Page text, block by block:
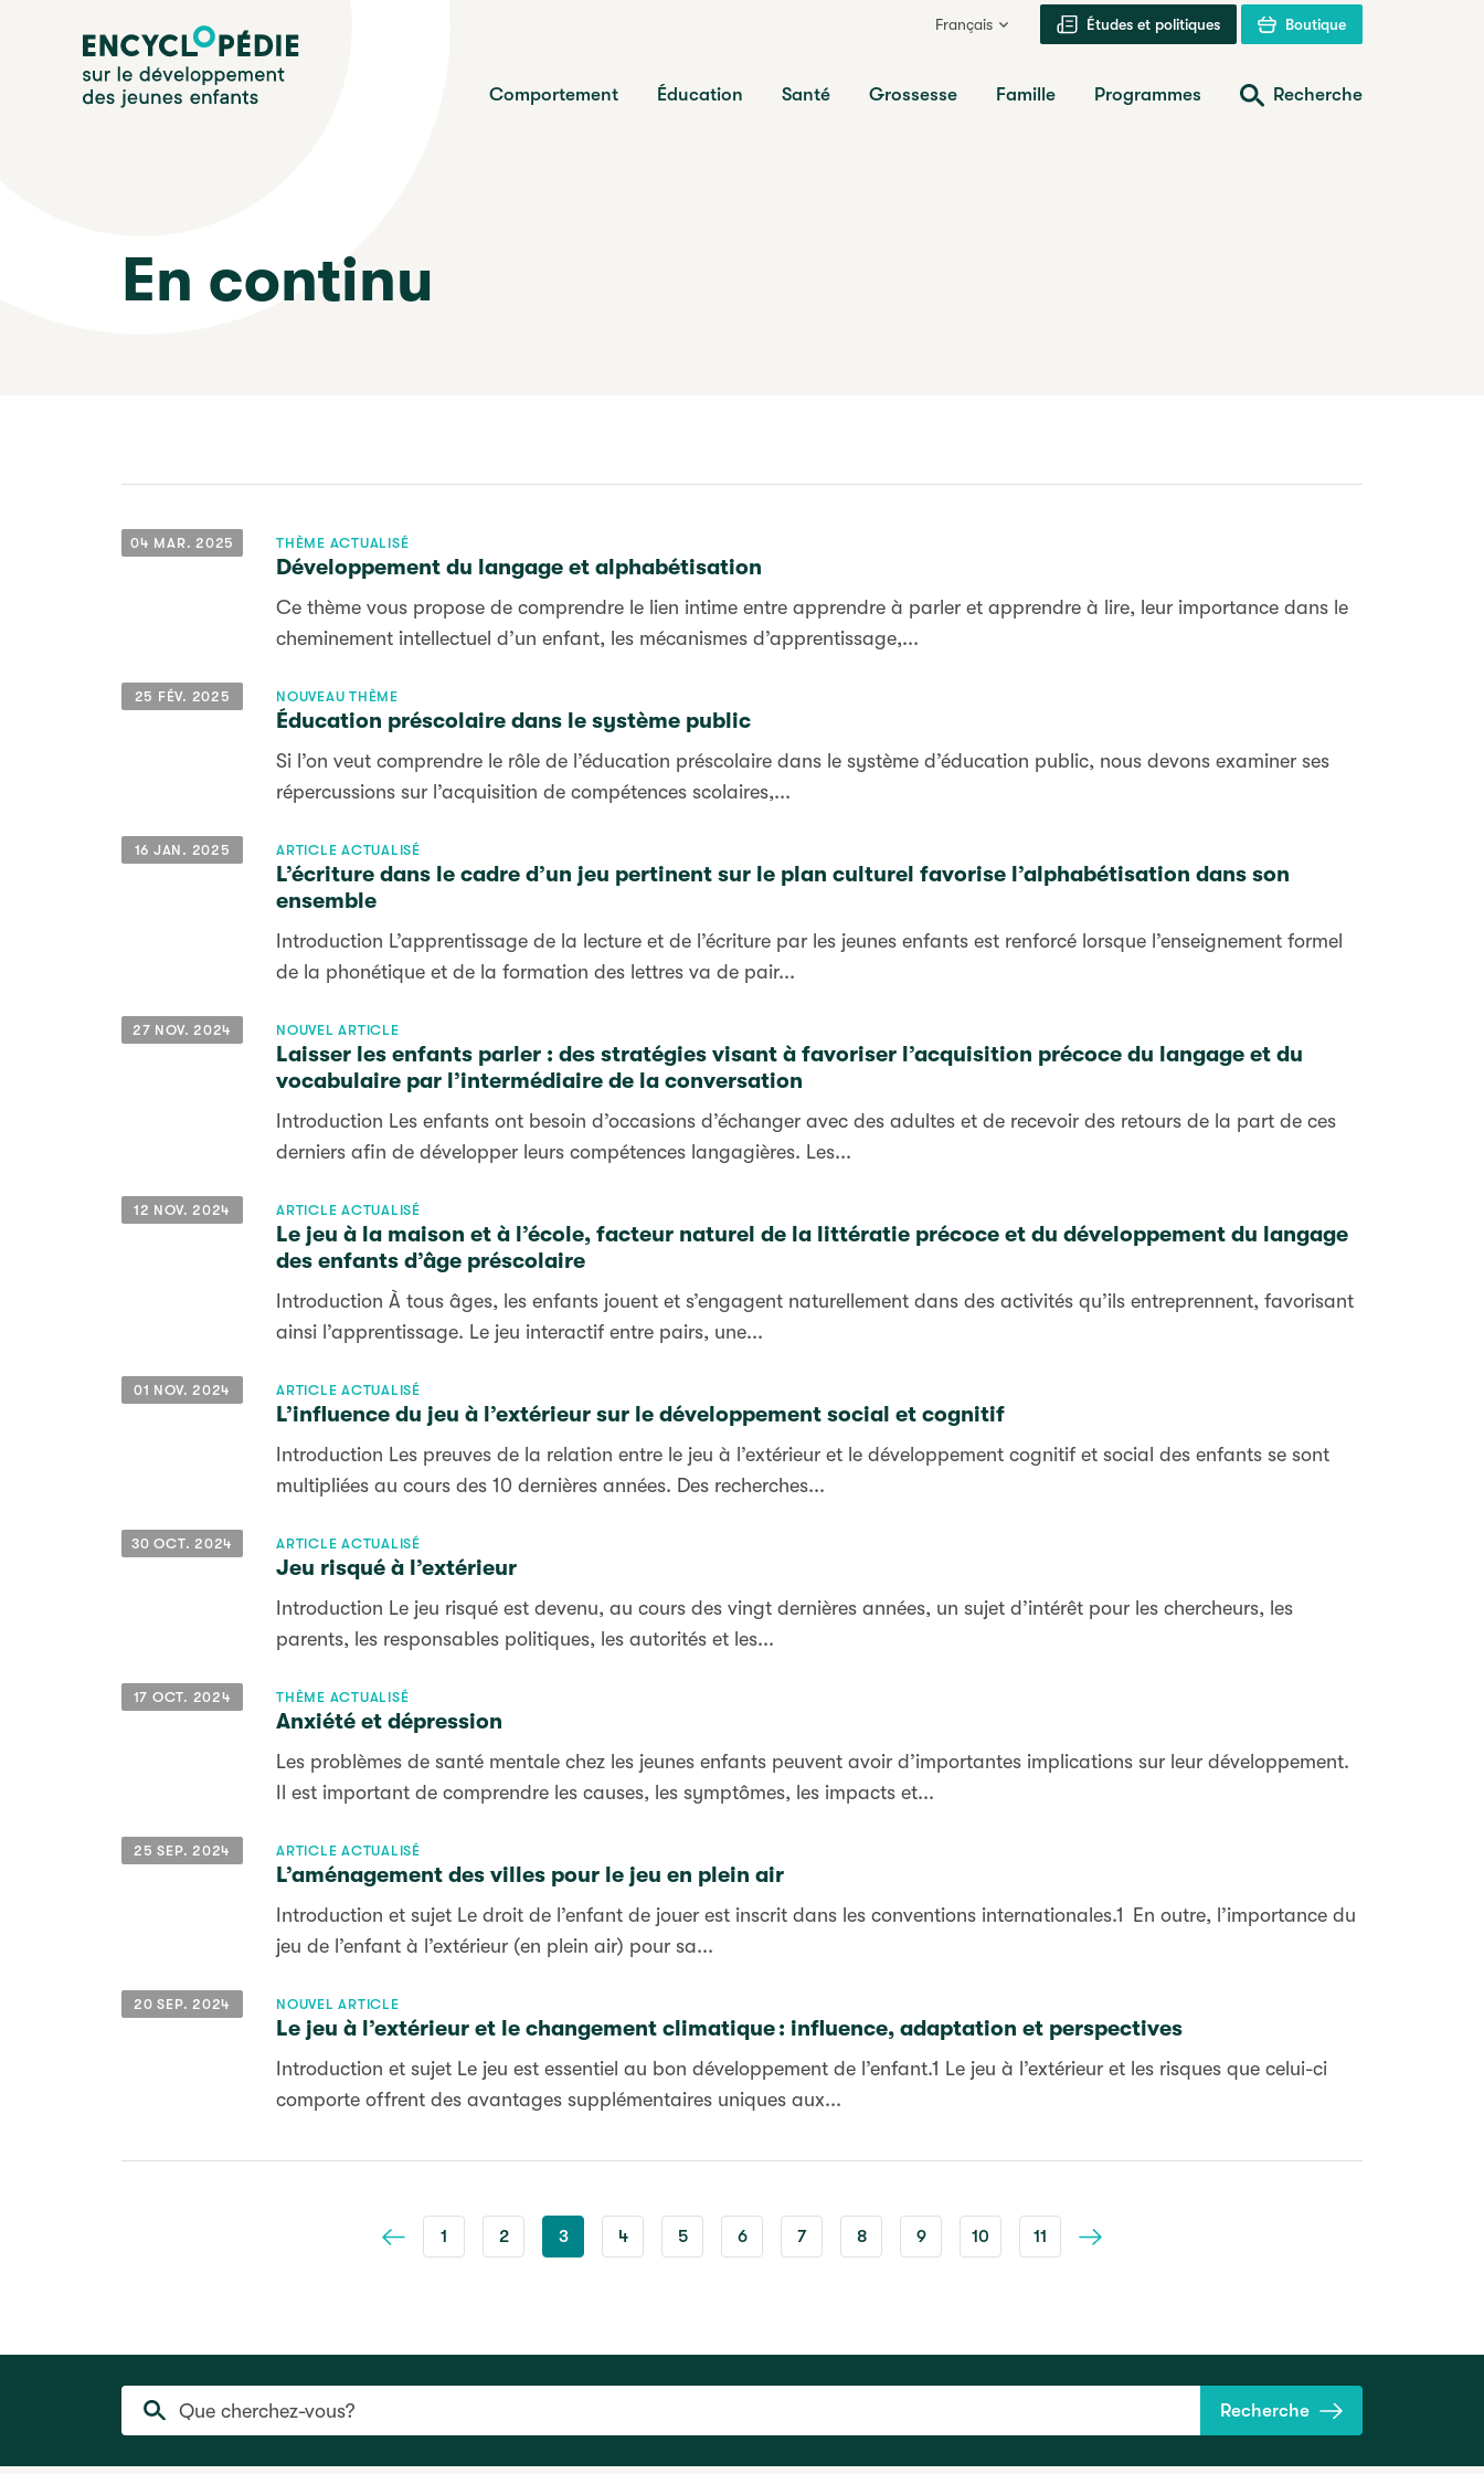
Encyclopédie sur le développement des jeunes enfants
Français Études et politiques Boutique
Comportement Éducation Santé Grossesse Famille Programmes Recherche
En continu
04 MAR. 2025 THÈME ACTUALISÉ
Développement du langage et alphabétisation
Ce thème vous propose de comprendre le lien intime entre apprendre à parler et apprendre à lire, leur importance dans le
cheminement intellectuel d’un enfant, les mécanismes d’apprentissage,...
25 FÉV. 2025 NOUVEAU THÈME
Éducation préscolaire dans le système public
Si l’on veut comprendre le rôle de l’éducation préscolaire dans le système d’éducation public, nous devons examiner ses
répercussions sur l’acquisition de compétences scolaires,...
16 JAN. 2025 ARTICLE ACTUALISÉ
L’écriture dans le cadre d’un jeu pertinent sur le plan culturel favorise l’alphabétisation dans son
ensemble
Introduction L’apprentissage de la lecture et de l’écriture par les jeunes enfants est renforcé lorsque l’enseignement formel
de la phonétique et de la formation des lettres va de pair...
27 NOV. 2024 NOUVEL ARTICLE
Laisser les enfants parler : des stratégies visant à favoriser l’acquisition précoce du langage et du
vocabulaire par l’intermédiaire de la conversation
Introduction Les enfants ont besoin d’occasions d’échanger avec des adultes et de recevoir des retours de la part de ces
derniers afin de développer leurs compétences langagières. Les...
12 NOV. 2024 ARTICLE ACTUALISÉ
Le jeu à la maison et à l’école, facteur naturel de la littératie précoce et du développement du langage
des enfants d’âge préscolaire
Introduction À tous âges, les enfants jouent et s’engagent naturellement dans des activités qu’ils entreprennent, favorisant
ainsi l’apprentissage. Le jeu interactif entre pairs, une...
01 NOV. 2024 ARTICLE ACTUALISÉ
L’influence du jeu à l’extérieur sur le développement social et cognitif
Introduction Les preuves de la relation entre le jeu à l’extérieur et le développement cognitif et social des enfants se sont
multipliées au cours des 10 dernières années. Des recherches...
30 OCT. 2024 ARTICLE ACTUALISÉ
Jeu risqué à l’extérieur
Introduction Le jeu risqué est devenu, au cours des vingt dernières années, un sujet d’intérêt pour les chercheurs, les
parents, les responsables politiques, les autorités et les...
17 OCT. 2024 THÈME ACTUALISÉ
Anxiété et dépression
Les problèmes de santé mentale chez les jeunes enfants peuvent avoir d’importantes implications sur leur développement.
Il est important de comprendre les causes, les symptômes, les impacts et...
25 SEP. 2024 ARTICLE ACTUALISÉ
L’aménagement des villes pour le jeu en plein air
Introduction et sujet Le droit de l’enfant de jouer est inscrit dans les conventions internationales.1 En outre, l’importance du
jeu de l’enfant à l’extérieur (en plein air) pour sa...
20 SEP. 2024 NOUVEL ARTICLE
Le jeu à l’extérieur et le changement climatique : influence, adaptation et perspectives
Introduction et sujet Le jeu est essentiel au bon développement de l’enfant.1 Le jeu à l’extérieur et les risques que celui-ci
comporte offrent des avantages supplémentaires uniques aux...
1 2 3 4 5 6 7 8 9 10 11
Suivant
Que cherchez-vous?
Recherche